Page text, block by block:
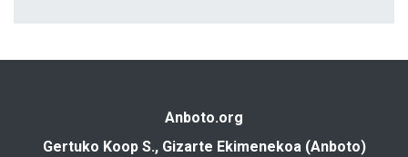
Anboto.org
Gertuko Koop S., Gizarte Ekimenekoa (Anboto)